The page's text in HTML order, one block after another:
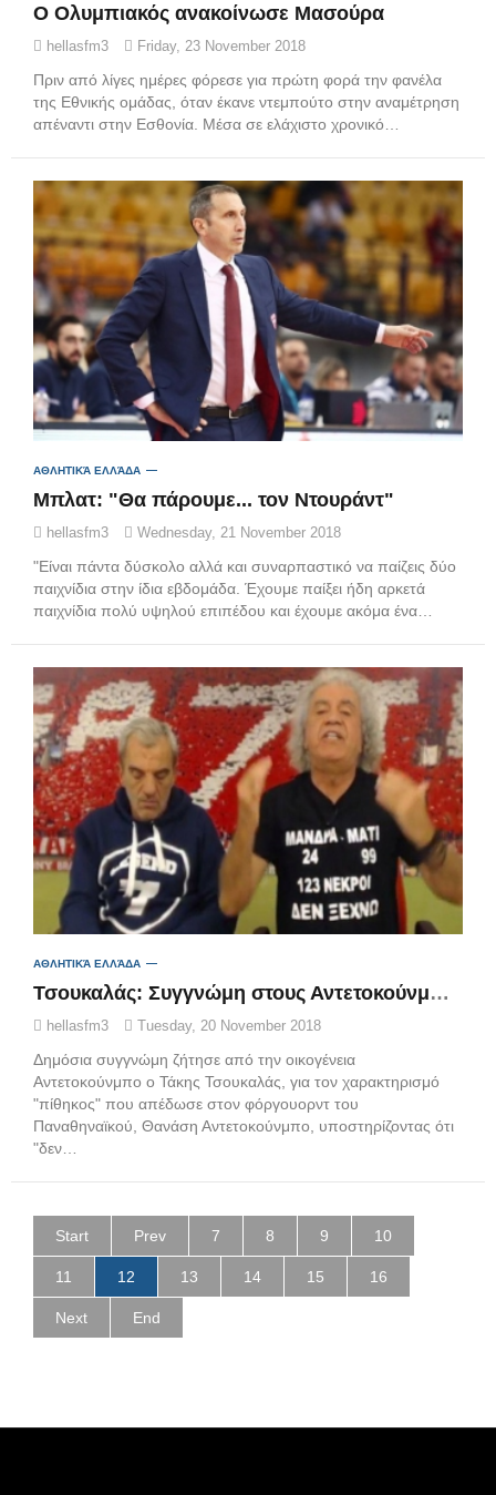
Ο Ολυμπιακός ανακοίνωσε Μασούρα
hellasfm3 Friday, 23 November 2018
Πριν από λίγες ημέρες φόρεσε για πρώτη φορά την φανέλα
της Εθνικής ομάδας, όταν έκανε ντεμπούτο στην αναμέτρηση
απέναντι στην Εσθονία. Μέσα σε ελάχιστο χρονικό…
ΑΘΛΗΤΙΚΆ ΕΛΛΆΔΑ
Μπλατ: "Θα πάρουμε... τον Ντουράντ"
hellasfm3 Wednesday, 21 November 2018
"Είναι πάντα δύσκολο αλλά και συναρπαστικό να παίζεις δύο
παιχνίδια στην ίδια εβδομάδα. Έχουμε παίξει ήδη αρκετά
παιχνίδια πολύ υψηλού επιπέδου και έχουμε ακόμα ένα…
ΑΘΛΗΤΙΚΆ ΕΛΛΆΔΑ
Τσουκαλάς: Συγγνώμη στους Αντετοκούνμπο και επίθεση στον Τσίπρα
hellasfm3 Tuesday, 20 November 2018
Δημόσια συγγνώμη ζήτησε από την οικογένεια
Αντετοκούνμπο ο Τάκης Τσουκαλάς, για τον χαρακτηρισμό
"πίθηκος" που απέδωσε στον φόργουορντ του
Παναθηναϊκού, Θανάση Αντετοκούνμπο, υποστηρίζοντας ότι
"δεν…
Start Prev 7 8 9 10
11 12 13 14 15 16
Next End